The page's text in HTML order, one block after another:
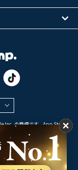
Inc. の商標です。App Store は
す。
話